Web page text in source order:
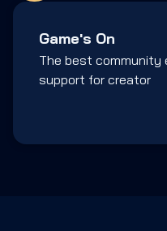
Game's On
The best community
support for creator